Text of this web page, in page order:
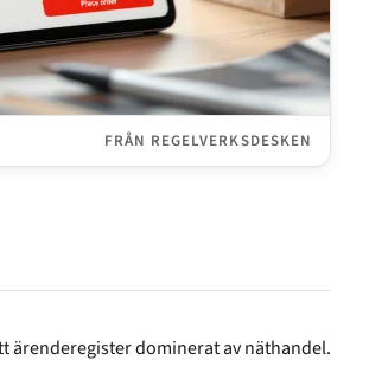
FRÅN REGELVERKSDESKEN
ärenderegister dominerat av näthandel.